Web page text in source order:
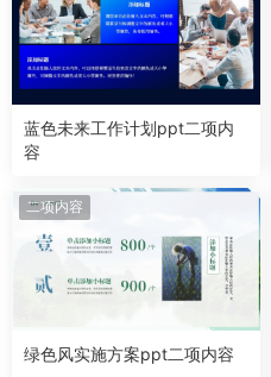
蓝色未来工作计划ppt二项内
容
二项内容
绿色风实施方案ppt二项内容